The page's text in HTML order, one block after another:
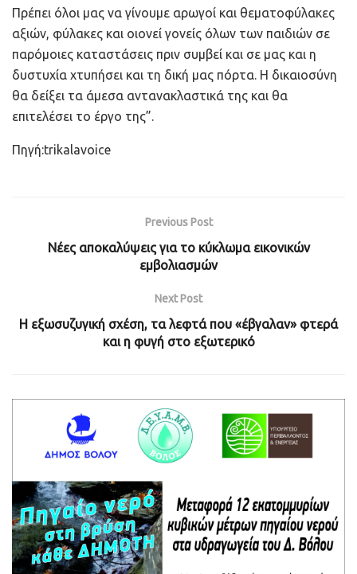
Πρέπει όλοι μας να γίνουμε αρωγοί και θεματοφύλακες
αξιών, φύλακες και οιονεί γονείς όλων των παιδιών σε
παρόμοιες καταστάσεις πριν συμβεί και σε μας και η
δυστυχία χτυπήσει και τη δική μας πόρτα. Η δικαιοσύνη
θα δείξει τα άμεσα αντανακλαστικά της και θα
επιτελέσει το έργο της”.
Πηγή:trikalavoice
Previous Post
Νέες αποκαλύψεις για το κύκλωμα εικονικών
εμβολιασμών
Next Post
Η εξωσυζυγική σχέση, τα λεφτά που «έβγαλαν» φτερά
και η φυγή στο εξωτερικό